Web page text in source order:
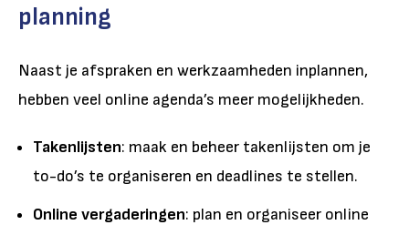
planning
Naast je afspraken en werkzaamheden inplannen,
hebben veel online agenda’s meer mogelijkheden.
Takenlijsten: maak en beheer takenlijsten om je
to-do’s te organiseren en deadlines te stellen.
Online vergaderingen: plan en organiseer online